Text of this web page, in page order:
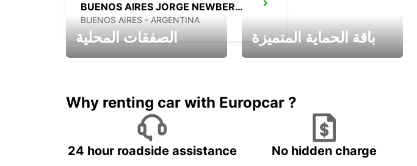
BUENOS AIRES JORGE NEWBERY AIRPORT
BUENOS AIRES - ARGENTINA
الصفقات المحلية باقة الحماية المتميزة
Why renting car with Europcar ?
24 hour roadside assistance No hidden charge